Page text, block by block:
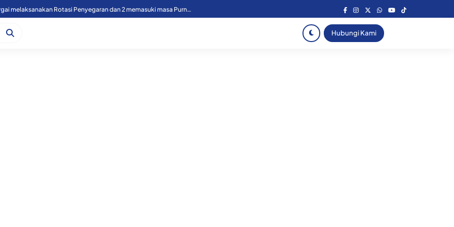
49 Personil Polres Sergai melaksanakan Rotasi Penyegaran dan 2 memasuki masa Purnawirawan
Hubungi Kami